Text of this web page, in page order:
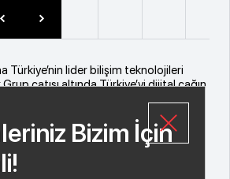
Türkiye’nin lider bilişim teknolojileri
çatısı altında Türkiye’yi dijital çağın
yaratıcı markalarla buluşturan Despec
yılının dört çeyreğinde de hedefini
distribütör oldu. Türkiye’deki tek
de Despec AŞ’ye bu başarısı
ödülünü verdi.
Bizim İçin